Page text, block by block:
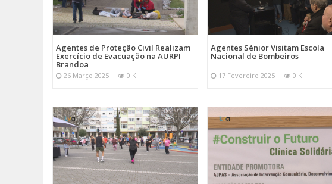
Agentes de Proteção Civil Realizam
Exercício de Evacuação na AURPI
Brandoa
26 Março 2025 0 K
Agentes Sénior Visitam Escola
Nacional de Bombeiros
17 Fevereiro 2025 0 K